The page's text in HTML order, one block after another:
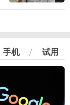
手机 试用